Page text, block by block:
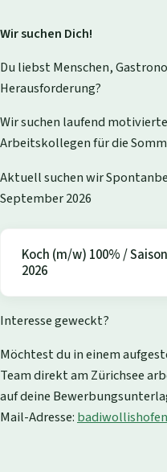
Wir suchen Dich!
Du liebst Menschen,
Herausforderung?
Wir suchen laufend
Arbeitskollegen für die
Aktuell suchen wir
September 2026
Koch (m/w) 100% /
2026
Interesse geweckt?
Möchtest du in einem
Team direkt am Zürichsee
auf deine
Mail-Adresse: